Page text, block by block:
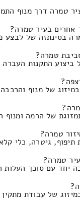
התמחור הינו 550 וזה מגיע
אחרים בעיר טמרה?
לבצע פירוק והרכבה
טמרה?
העברה של מכונה
מנוף והרכבה של
הוא 390 וזה מגיע עד
טמרה?
קלאסי וכהנה וכהנה)
טמרה?
העלות הוא 180-260 שקל
עבודת מתקין התמחור זה